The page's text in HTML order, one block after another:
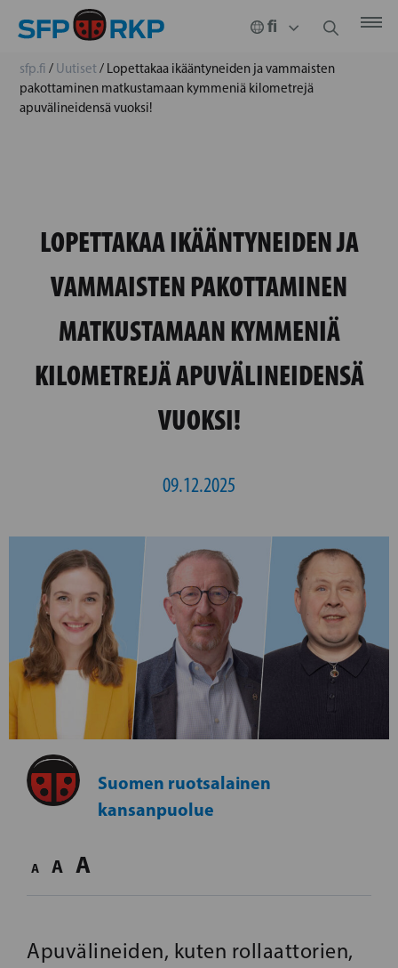
sfp.fi / Uutiset/ Lopettakaa ikääntyneiden ja vammaisten
pakottaminen matkustamaan kymmeniä kilometrejä
apuvälineidensä vuoksi!
LOPETTAKAA IKÄÄNTYNEIDEN JA
VAMMAISTEN PAKOTTAMINEN
MATKUSTAMAAN KYMMENIÄ
KILOMETREJÄ APUVÄLINEIDENSÄ
VUOKSI!
09.12.2025
Suomen ruotsalainen
kansanpuolue
A A A
Apuvälineiden, kuten rollaattorien,